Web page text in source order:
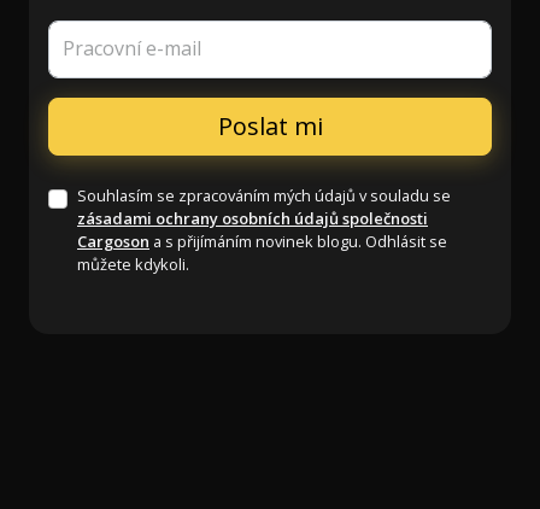
Pracovní e-mail
Souhlasím se zpracováním mých údajů v souladu se
zásadami ochrany osobních údajů společnosti
Cargoson a s přijímáním novinek blogu. Odhlásit se
můžete kdykoli.